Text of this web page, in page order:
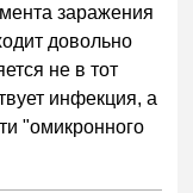
заражения
довольно
не в тот
инфекция, а
"омикронного